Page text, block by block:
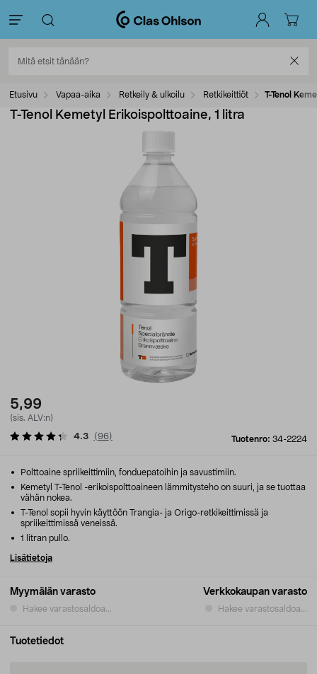
Etusivu Vapaa-aika Retkeily & ulkoilu Retkikeittiöt T-Tenol
T-Tenol Kemetyl Erikoispolttoaine, 1 litra
5,99
(sis. ALV:n)
Tuotenro: 34-2224
4.3 (96)
Myymälän varasto
Hakee varastosaldoa...
Verkkokaupan varasto
Hakee varastosaldoa...
Polttoaine spriikeittimiin, fonduepatoihin ja savustimiin.
Kemetyl T-Tenol -erikoispolttoaineen lämmitysteho on suuri, ja se tuottaa
vähän nokea.
T-Tenol sopii hyvin käyttöön Trangia- ja Origo-retkikeittimissä ja
spriikeittimissä veneissä.
1 litran pullo.
Lisätietoja
Tuotetiedot